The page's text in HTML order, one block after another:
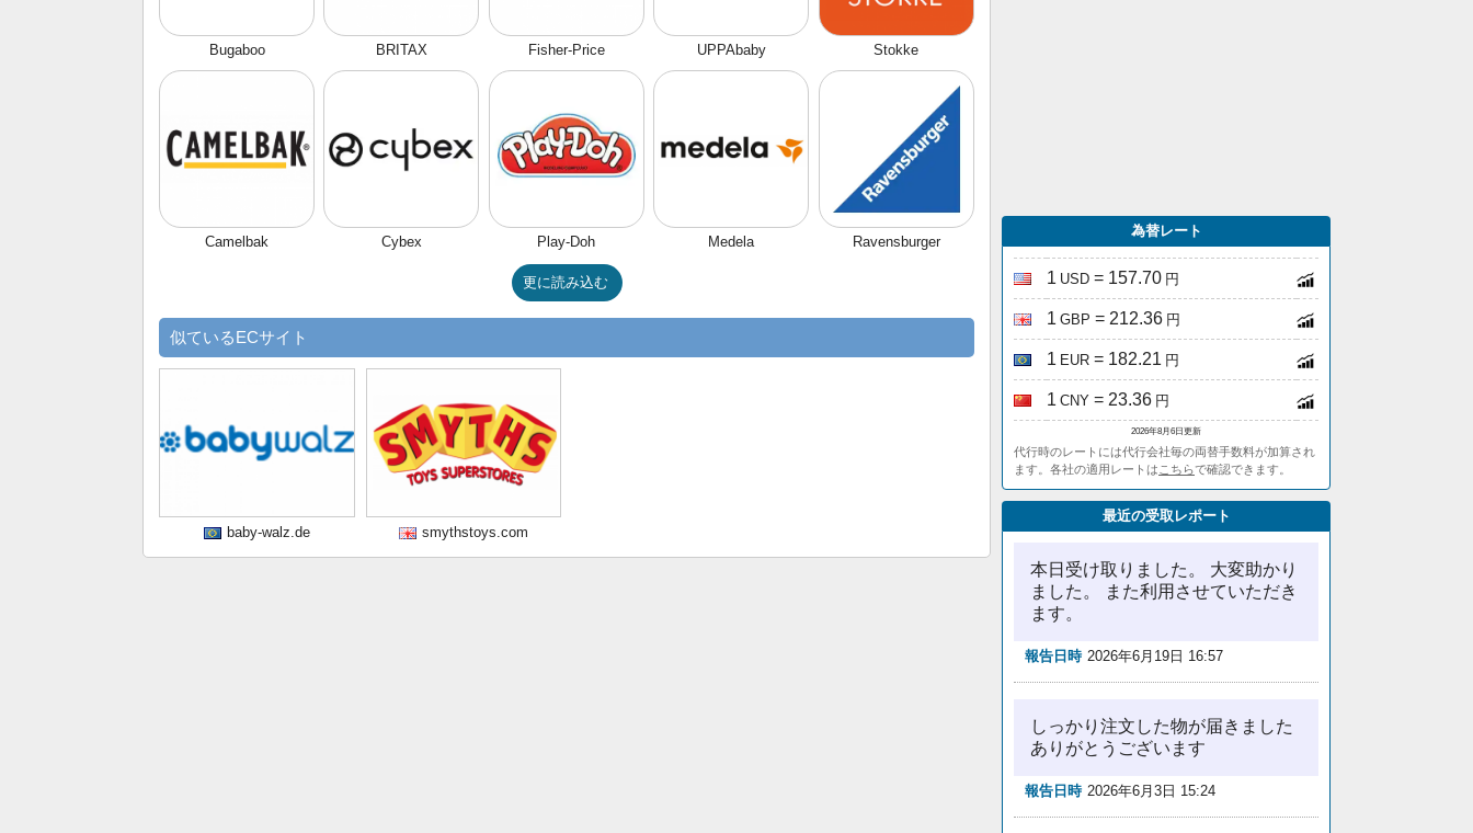
Bugaboo BRITAX Fisher-Price UPPAbaby Stokke
Camelbak Cybex Play-Doh Medela Ravensburger
更に読み込む
似ているECサイト
baby-walz.de smythstoys.com
為替レート
1 USD = 157.70 円
1 GBP = 212.36 円
1 EUR = 182.21 円
1 CNY = 23.36 円
2026年8月6日更新
代行時のレートには代行会社毎の両替手数料が加算され
ます。各社の適用レートは こちらで確認できます。
最近の受取レポート
本日受け取りました。 大変助かり
ました。 また利用させていただき
ます。
報告日時 2026年6月19日 16:57
しっかり注文した物が届きました
ありがとうございます
報告日時 2026年6月3日 15:24